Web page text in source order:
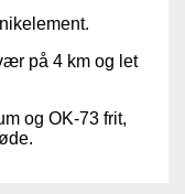
på 4 km og let
og OK-73 frit,